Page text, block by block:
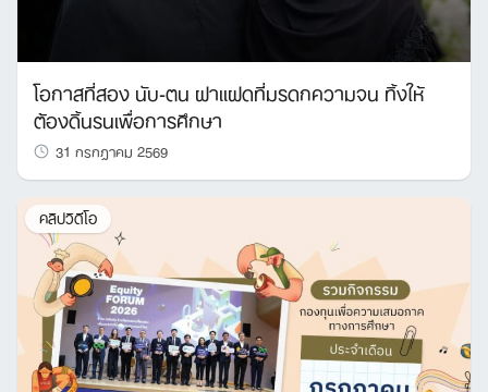
โอกาสที่สอง นับ-ตน ฝาแฝดที่มรดกความจน ทิ้งให้
ต้องดิ้นรนเพื่อการศึกษา
31 กรกฎาคม 2569
คลิปวิดีโอ